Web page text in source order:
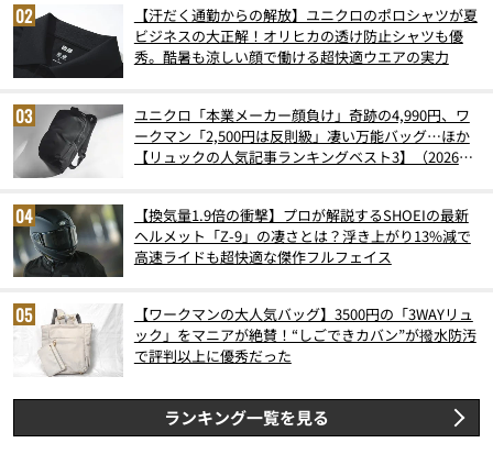
【汗だく通勤からの解放】ユニクロのポロシャツが夏
ビジネスの大正解！オリヒカの透け防止シャツも優
秀。酷暑も涼しい顔で働ける超快適ウエアの実力
ユニクロ「本業メーカー顔負け」奇跡の4,990円、ワ
ークマン「2,500円は反則級」凄い万能バッグ…ほか
【リュックの人気記事ランキングベスト3】（2026年
【換気量1.9倍の衝撃】プロが解説するSHOEIの最新
ヘルメット「Z-9」の凄さとは？浮き上がり13%減で
高速ライドも超快適な傑作フルフェイス
【ワークマンの大人気バッグ】3500円の「3WAYリュ
ック」をマニアが絶賛！“しごできカバン”が撥水防汚
で評判以上に優秀だった
ランキング一覧を見る